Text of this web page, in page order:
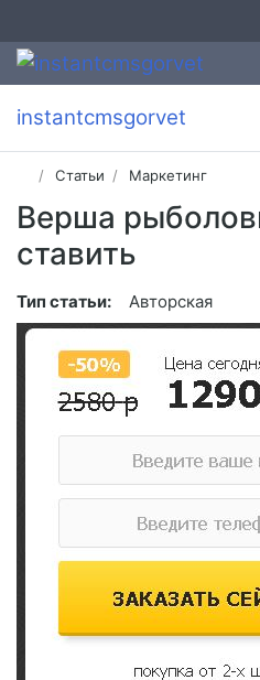
instantcmsgorvet
Статьи Маркетинг
Верша
ставить
Тип статьи: Авторская